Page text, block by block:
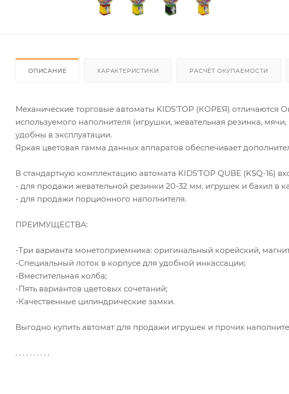
ОПИСАНИЕ ХАРАКТЕРИСТИКИ РАСЧЁТ ОКУПАЕМОСТИ
Механические торговые автоматы KIDS'TOP (КОРЕЯ) отличаются
используемого наполнителя (игрушки, жевательная резинка,
удобны в эксплуатации.
Яркая цветовая гамма данных аппаратов обеспечивает
В стандартную комплектацию автомата KIDS'TOP QUBE (KSQ-16)
- для продажи жевательной резинки 20-32 мм, игрушек и бахил в
- для продажи порционного наполнителя.
ПРЕИМУЩЕСТВА:
-Три варианта монетоприемника: оригинальный корейский,
-Специальный лоток в корпусе для удобной инкассации;
-Вместительная колба;
-Пять вариантов цветовых сочетаний;
-Качественные цилиндрические замки.
Выгодно купить автомат для продажи игрушек и прочих
. . . . . . . . . .